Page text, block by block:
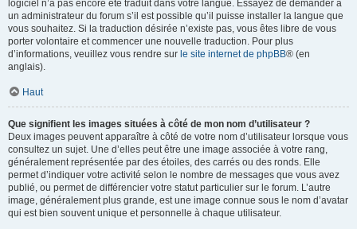
logiciel n’a pas encore été traduit dans votre langue. Essayez de demander à
un administrateur du forum s’il est possible qu’il puisse installer la langue que
vous souhaitez. Si la traduction désirée n’existe pas, vous êtes libre de vous
porter volontaire et commencer une nouvelle traduction. Pour plus
d’informations, veuillez vous rendre sur le site internet de phpBB® (en
anglais).
Haut
Que signifient les images situées à côté de mon nom d’utilisateur ?
Deux images peuvent apparaître à côté de votre nom d’utilisateur lorsque vous
consultez un sujet. Une d’elles peut être une image associée à votre rang,
généralement représentée par des étoiles, des carrés ou des ronds. Elle
permet d’indiquer votre activité selon le nombre de messages que vous avez
publié, ou permet de différencier votre statut particulier sur le forum. L’autre
image, généralement plus grande, est une image connue sous le nom d’avatar
qui est bien souvent unique et personnelle à chaque utilisateur.